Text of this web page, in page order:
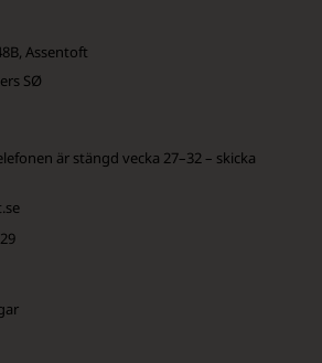
Assentoft
SØ
är stängd vecka 27–32 – skicka